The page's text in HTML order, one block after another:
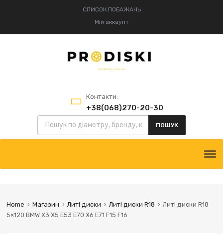
СПИСОК ПОБАЖАНЬ
Мій аккаунт
Контакти:
+38(068)270-20-30
+38(095)834-52-75
Пошук товарів
ПОШУК
content
Home Магазин Литі диски Литі диски R18
Литі диски R18
5×120 BMW X3 X5 E53 E70 X6 E71 F15 F16